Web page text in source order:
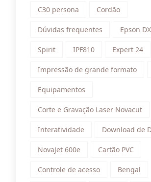
C30 persona Cordão
Dúvidas frequentes Epson
Spirit IPF810 Expert 24
Impressão de grande formato
Equipamentos
Corte e Gravação Laser Novacut
Interatividade Download de
NovaJet 600e Cartão PVC
Controle de acesso Bengal